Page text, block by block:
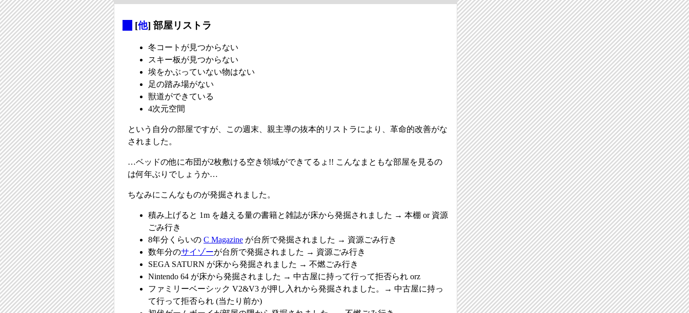
[他] 部屋リストラ
冬コートが見つからない
スキー板が見つからない
埃をかぶっていない物はない
足の踏み場がない
獣道ができている
4次元空間
という自分の部屋ですが、この週末、親主導の抜本的リストラにより、革命的改善がな
されました。
…ベッドの他に布団が2枚敷ける空き領域ができてるょ!! こんなまともな部屋を見るの
は何年ぶりでしょうか…
ちなみにこんなものが発掘されました。
積み上げると 1m を越える量の書籍と雑誌が床から発掘されました → 本棚 or 資源
ごみ行き
8年分くらいの C Magazine が台所で発掘されました → 資源ごみ行き
数年分のサイゾーが台所で発掘されました → 資源ごみ行き
SEGA SATURN が床から発掘されました → 不燃ごみ行き
Nintendo 64 が床から発掘されました → 中古屋に持って行って拒否られ orz
ファミリーベーシック V2&V3 が押し入れから発掘されました。→ 中古屋に持っ
て行って拒否られ (当たり前か)